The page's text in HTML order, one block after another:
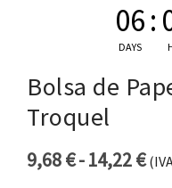
06
DAYS
:
Bolsa de
Troquel
9,68€-14,22€